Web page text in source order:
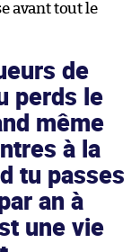
avant tout le
de
perds le
même
à la
tu passes
an à
une vie